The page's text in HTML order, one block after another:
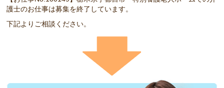
護士のお仕事は募集を終了しています。
下記よりご相談ください。